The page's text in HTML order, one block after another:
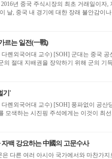
년 중국 주식시장의 최초 거래일이자
날, 중국 내 경기에 대한 장래 불안감이
르는 일전(一戰)
롄외국어대 교수) [SOH] 군대는 중국
의 절대 지배권을 장악하기 위해 군의 기
기'
롄외국어대 교수) [SOH] 풍파없이 공
모색하는 시진핑 주석에게는 이것이 최
백 강요하는 中國의 고문수사
은 다른 여러 아시아 국가에서와 마찬가